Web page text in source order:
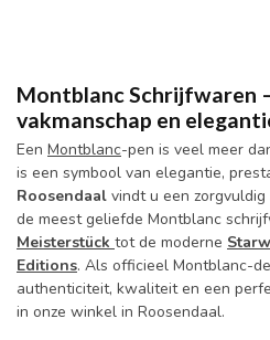
Montblanc Schrijfwaren
vakmanschap en
Een Montblanc-pen is veel meer
is een symbool van elegantie,
Roosendaal vindt u een
de meest geliefde Montblanc
Meisterstück tot de moderne
Editions. Als officieel Montblanc-
authenticiteit, kwaliteit en een
in onze winkel in Roosendaal.